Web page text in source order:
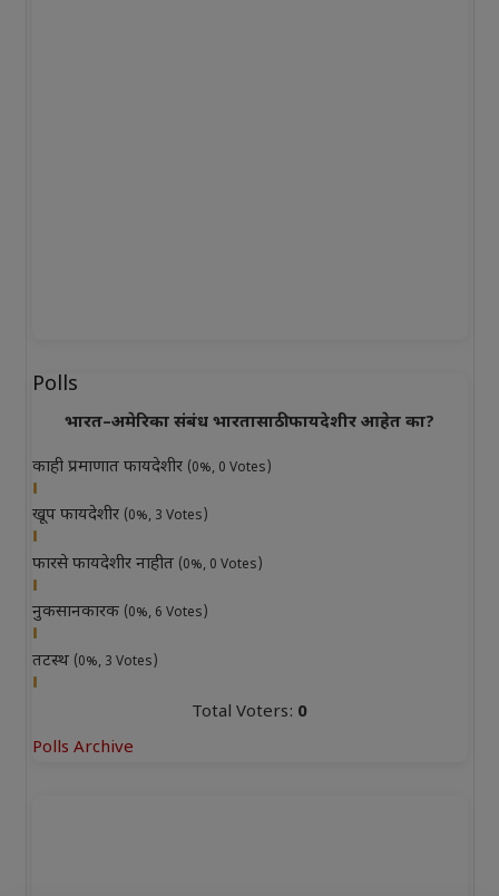
Polls
भारत–अमेरिका संबंध भारतासाठी फायदेशीर आहेत का?
काही प्रमाणात फायदेशीर (0%, 0 Votes)
खूप फायदेशीर (0%, 3 Votes)
फारसे फायदेशीर नाहीत (0%, 0 Votes)
नुकसानकारक (0%, 6 Votes)
तटस्थ (0%, 3 Votes)
Total Voters: 0
Polls Archive